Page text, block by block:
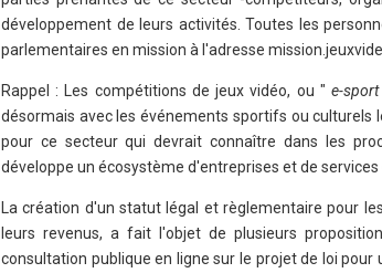
développement de leurs activités. Toutes les
parlementaires en mission à l'adresse
Rappel : Les compétitions de jeux vidéo, ou " e-
désormais avec les événements sportifs ou culturels
pour ce secteur qui devrait connaître dans les
développe un écosystème d'entreprises et de
La création d'un statut légal et règlementaire pour
leurs revenus, a fait l'objet de plusieurs
consultation publique en ligne sur le projet de loi